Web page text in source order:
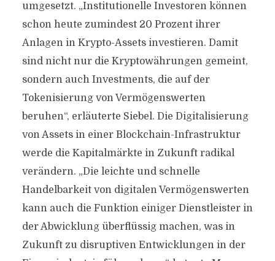
umgesetzt. „Institutionelle Investoren können
schon heute zumindest 20 Prozent ihrer
Anlagen in Krypto-Assets investieren. Damit
sind nicht nur die Kryptowährungen gemeint,
sondern auch Investments, die auf der
Tokenisierung von Vermögenswerten
beruhen“, erläuterte Siebel. Die Digitalisierung
von Assets in einer Blockchain-Infrastruktur
werde die Kapitalmärkte in Zukunft radikal
verändern. „Die leichte und schnelle
Handelbarkeit von digitalen Vermögenswerten
kann auch die Funktion einiger Dienstleister in
der Abwicklung überflüssig machen, was in
Zukunft zu disruptiven Entwicklungen in der